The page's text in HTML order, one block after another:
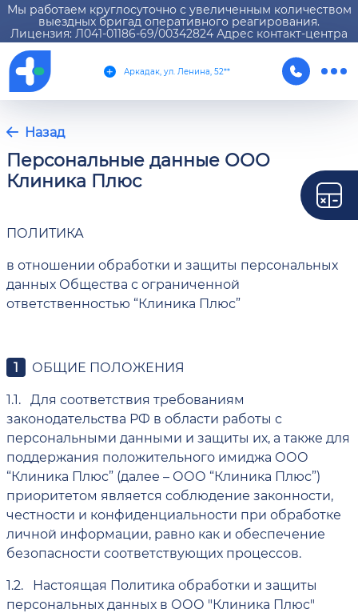
Мы работаем круглосуточно с увеличенным количеством
выездных бригад оперативного реагирования.
Лицензия: Л041-01186-69/00342824 Адрес контакт-центра
Аркадак, ул. Ленина, 52**
Назад
Персональные данные ООО
Клиника Плюс
ПОЛИТИКА
в отношении обработки и защиты персональных
данных Общества с ограниченной
ответственностью “Клиника Плюс”
ОБЩИЕ ПОЛОЖЕНИЯ
1.1.
Для соответствия требованиям
законодательства РФ в области работы с
персональными данными и защиты их, а также для
поддержания положительного имиджа ООО
“Клиника Плюс” (далее – ООО “Клиника Плюс”)
приоритетом является соблюдение законности,
честности и конфиденциальности при обработке
личной информации, равно как и обеспечение
безопасности соответствующих процессов.
1.2.
Настоящая Политика обработки и защиты
персональных данных в ООО "Клиника Плюс"